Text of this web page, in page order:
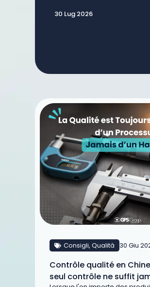
30 Lug 2026
Consigli, Qualità 30 Giu
Contrôle qualité en
seul contrôle ne suffit